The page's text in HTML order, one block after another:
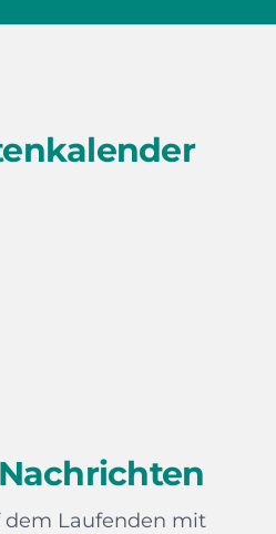
dem Laufenden mit